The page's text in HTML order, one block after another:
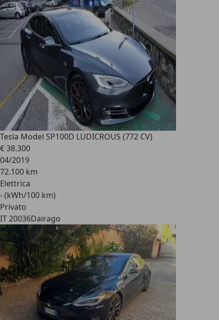
Tesla Model SP100D LUDICROUS (772 CV)
€ 38.300
04/2019
72.100 km
Elettrica
- (kWh/100 km)
Privato
IT 20036Dairago